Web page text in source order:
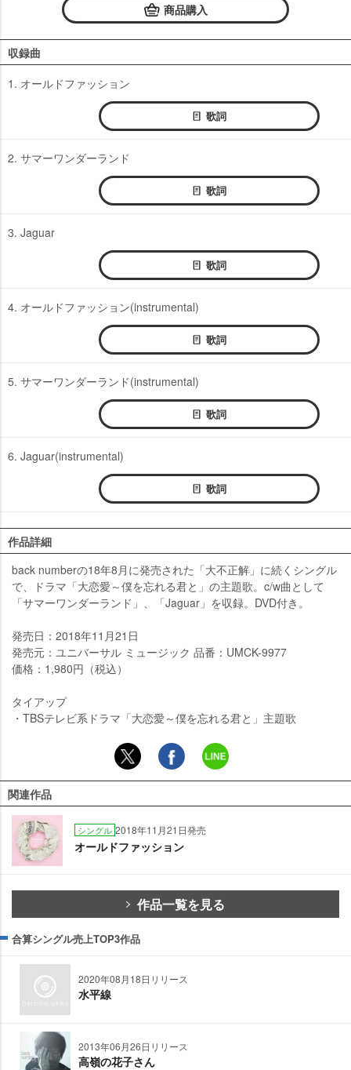
商品購入
収録曲
1. オールドファッション
歌詞
2. サマーワンダーランド
歌詞
3. Jaguar
歌詞
4. オールドファッション(instrumental)
歌詞
5. サマーワンダーランド(instrumental)
歌詞
6. Jaguar(instrumental)
歌詞
作品詳細
back numberの18年8月に発売された「大不正解」に続くシングル
で、ドラマ「大恋愛～僕を忘れる君と」の主題歌。c/w曲として
「サマーワンダーランド」、「Jaguar」を収録。DVD付き。
発売日：2018年11月21日
発売元：ユニバーサル ミュージック 品番：UMCK-9977
価格：1,980円（税込）
タイアップ
・TBSテレビ系ドラマ「大恋愛～僕を忘れる君と」主題歌
関連作品
シングル 2018年11月21日発売
オールドファッション
作品一覧を見る
合算シングル売上TOP3作品
2020年08月18日リリース
水平線
2013年06月26日リリース
高嶺の花子さん